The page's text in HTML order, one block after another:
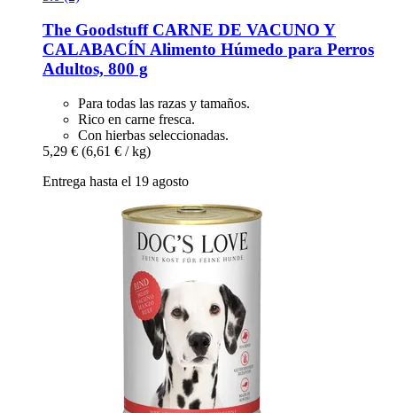
The GoodstuffCARNE DE VACUNO Y
CALABACÍN Alimento Húmedo para Perros
Adultos, 800 g
Para todas las razas y tamaños.
Rico en carne fresca.
Con hierbas seleccionadas.
5,29 € (6,61 € / kg)
Entrega hasta el 19 agosto